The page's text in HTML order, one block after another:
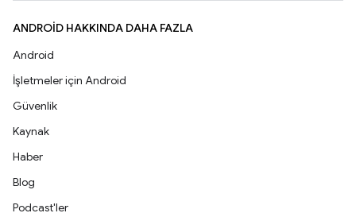
ANDROID HAKKINDA DAHA FAZLA
Android
İşletmeler için Android
Güvenlik
Kaynak
Haber
Blog
Podcast'ler